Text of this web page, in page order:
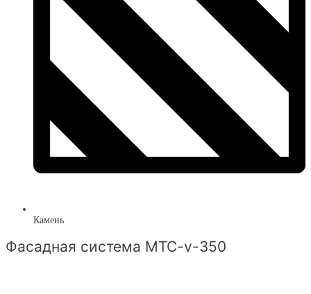
Камень
Фасадная система MTC-v-350